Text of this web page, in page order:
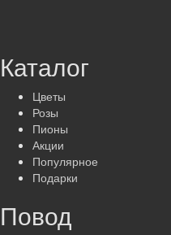
Каталог
Цветы
Розы
Пионы
Акции
Популярное
Подарки
Повод